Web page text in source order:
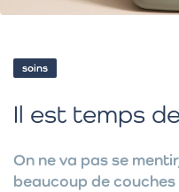
soins
Il est temps
On ne va pas se
beaucoup de